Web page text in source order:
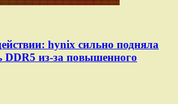
hynix сильно подняла
DDR5 из-за повышенного